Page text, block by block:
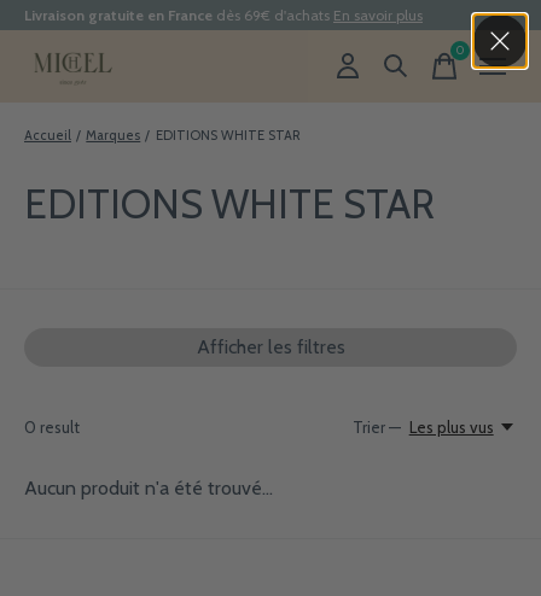
Livraison gratuite en France dès 69€ d'achats En savoir plus
0items
Accueil / Marques / EDITIONS WHITE STAR
EDITIONS WHITE STAR
Afficher les filtres
0 result Trier — Les plus vus
Aucun produit n'a été trouvé...